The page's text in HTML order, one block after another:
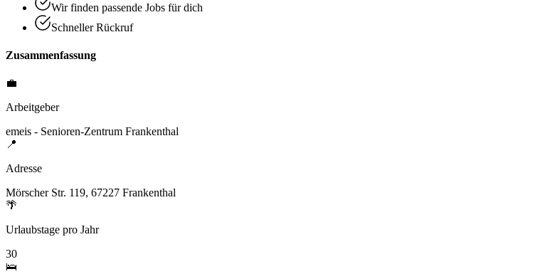
Wir finden passende Jobs für dich
Schneller Rückruf
Zusammenfassung
💼
Arbeitgeber
emeis - Senioren-Zentrum Frankenthal
📍
Adresse
Mörscher Str. 119, 67227 Frankenthal
🌴
Urlaubstage pro Jahr
30
🛌